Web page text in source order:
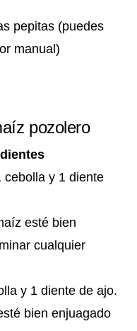
pepitas (puedes
manual)
pozolero
cebolla y 1 diente
esté bien
cualquier
y 1 diente de ajo.
bien enjuagado